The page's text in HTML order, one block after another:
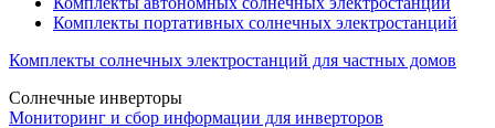
Комплекты портативных солнечных электростанций
Комплекты солнечных электростанций для частных домов
Солнечные инверторы
Мониторинг и сбор информации для инверторов